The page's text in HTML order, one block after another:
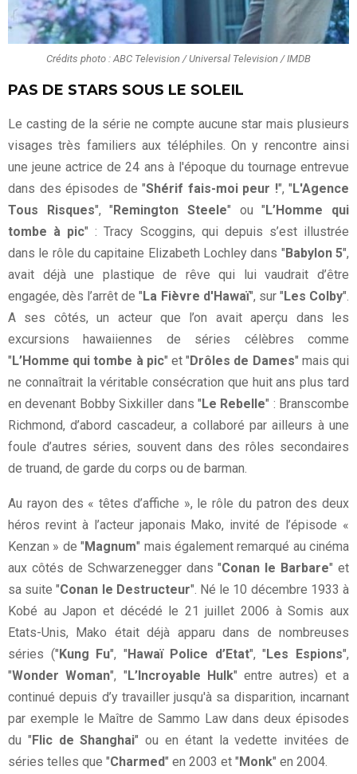
Crédits photo : ABC Television / Universal Television / IMDB
PAS DE STARS SOUS LE SOLEIL
Le casting de la série ne compte aucune star mais plusieurs
visages très familiers aux téléphiles. On y rencontre ainsi
une jeune actrice de 24 ans à l'époque du tournage entrevue
dans des épisodes de "Shérif fais-moi peur !", "L'Agence
Tous Risques", "Remington Steele" ou "L’Homme qui
tombe à pic" : Tracy Scoggins, qui depuis s’est illustrée
dans le rôle du capitaine Elizabeth Lochley dans "Babylon 5",
avait déjà une plastique de rêve qui lui vaudrait d’être
engagée, dès l’arrêt de "La Fièvre d'Hawaï", sur "Les Colby".
A ses côtés, un acteur que l’on avait aperçu dans les
excursions hawaiiennes de séries célèbres comme
"L’Homme qui tombe à pic" et "Drôles de Dames" mais qui
ne connaîtrait la véritable consécration que huit ans plus tard
en devenant Bobby Sixkiller dans "Le Rebelle" : Branscombe
Richmond, d’abord cascadeur, a collaboré par ailleurs à une
foule d’autres séries, souvent dans des rôles secondaires
de truand, de garde du corps ou de barman.
Au rayon des « têtes d’affiche », le rôle du patron des deux
héros revint à l’acteur japonais Mako, invité de l’épisode «
Kenzan » de "Magnum" mais également remarqué au cinéma
aux côtés de Schwarzenegger dans "Conan le Barbare" et
sa suite "Conan le Destructeur". Né le 10 décembre 1933 à
Kobé au Japon et décédé le 21 juillet 2006 à Somis aux
Etats-Unis, Mako était déjà apparu dans de nombreuses
séries ("Kung Fu", "Hawaï Police d’Etat", "Les Espions",
"Wonder Woman", "L’Incroyable Hulk" entre autres) et a
continué depuis d’y travailler jusqu'à sa disparition, incarnant
par exemple le Maître de Sammo Law dans deux épisodes
du "Flic de Shanghai" ou en étant la vedette invitées de
séries telles que "Charmed" en 2003 et "Monk" en 2004.